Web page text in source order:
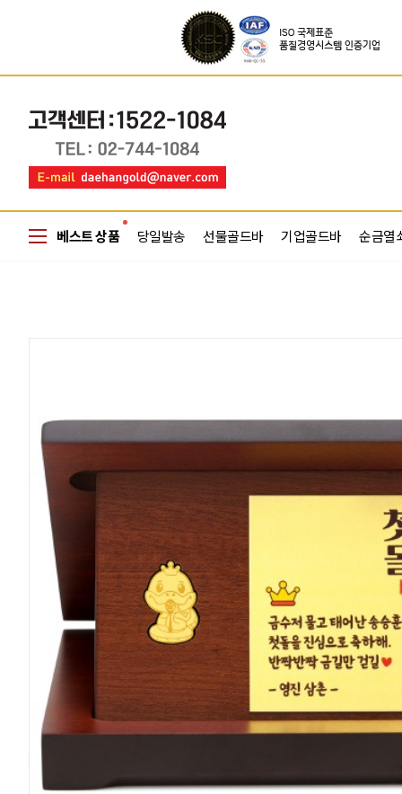
베스트 상품 당일발송 선물골드바 기업골드바 순금열